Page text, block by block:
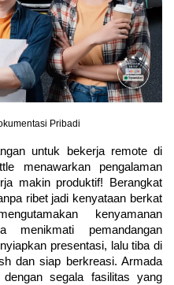
Pribadi
untuk bekerja remote di
menawarkan pengalaman
makin produktif! Berangkat
ribet jadi kenyataan berkat
kenyamanan
menikmati pemandangan
presentasi, lalu tiba di
dan siap berkreasi. Armada
segala fasilitas yang